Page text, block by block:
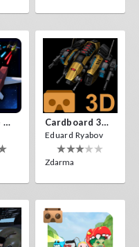
Insectizide Wars VR Cardboard 3D VR Space FPS Game
Eduard Ryabov
Zdarma